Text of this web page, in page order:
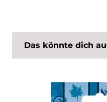
Das könnte dich